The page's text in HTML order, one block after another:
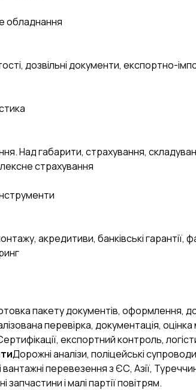
дозвільні документи, експортно-
Над габарити, страхування,
страхування
акредитиви, банківські гарантії,
пакету документів, оформлення,
перевірка, документація, оцінка
експортний контроль,
Дорожні аналізи, поліцейські
вантажні перевезення з ЄС, Азії,
запчастини і малі партії повітрям.